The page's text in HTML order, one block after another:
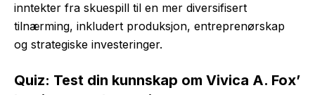
inntekter fra skuespill til en mer diversifisert
tilnærming, inkludert produksjon, entreprenørskap
og strategiske investeringer.
Quiz: Test din kunnskap om Vivica A. Fox’